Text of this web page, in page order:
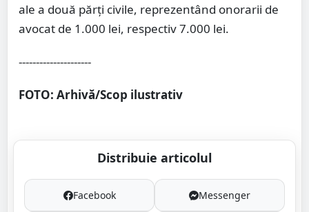
ale a două părți civile, reprezentând onorarii de
avocat de 1.000 lei, respectiv 7.000 lei.
---------------------
FOTO: Arhivă/Scop ilustrativ
Distribuie articolul
Facebook Messenger